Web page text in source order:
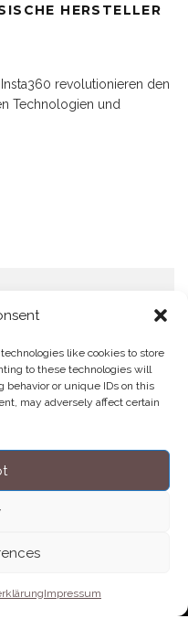
like cookies to store
to these technologies will
behavior or unique IDs on this
may adversely affect certain
Impressum
HERSTELLER
revolutionieren den
Technologien und
Policy (EU)